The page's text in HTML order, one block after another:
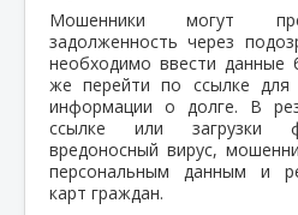
Мошенники могут
задолженность через
необходимо ввести данные
же перейти по ссылке для
информации о долге. В
ссылке или загрузки
вредоносный вирус,
персональным данным и
карт граждан.